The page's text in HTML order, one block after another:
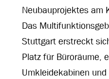
Neubauprojektes am
Das
Stuttgart erstreckt
Platz für Büroräume,
Umkleidekabinen